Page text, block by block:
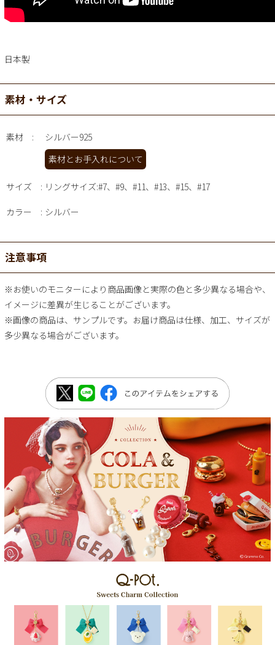
日本製
素材・サイズ
素材
シルバー925
素材とお手入れについて
サイズ リングサイズ:#7、#9、#11、#13、#15、#17
カラー シルバー
注意事項
※お使いのモニターにより商品画像と実際の色と多少異なる場合や、
イメージに差異が生じることがございます。
※画像の商品は、サンプルです。お届け商品は仕様、加工、サイズが
多少異なる場合がございます。